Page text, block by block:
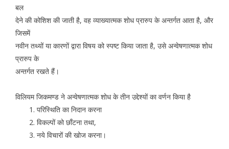
बल
देने की कोशिश की जाती है, वह व्याख्यात्मक शोध प्रारुप के अन्तर्गत आता है, और
जिसमें
नवीन तथ्यों या कारणों द्वारा विषय को स्पष्ट किया जाता है, उसे अन्वेषणात्मक शोध
प्रारुप के
अन्तर्गत रखते हैं।
विलियम जिकमण्ड ने अन्वेषणात्मक शोध के तीन उद्देश्यों का वर्णन किया है
परिस्थिति का निदान करना
विकल्पों को छाँटना तथा,
नये विचारों की खोज करना।